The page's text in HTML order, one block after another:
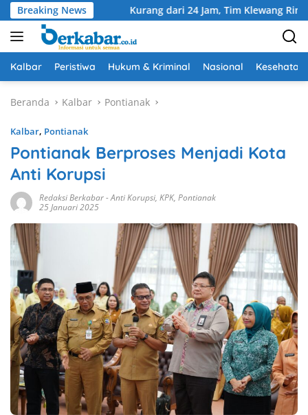
Langsung
ke
konten
Breaking News
Aman Kurang dari 24 Jam, Tim Klewang Ringkus Dua
Kalbar Peristiwa Hukum & Kriminal Nasional Kesehatan
Beranda Kalbar Pontianak
Kalbar, Pontianak
Pontianak Berproses Menjadi Kota
Anti Korupsi
Redaksi Berkabar-Anti Korupsi, KPK, Pontianak
25 Januari 2025